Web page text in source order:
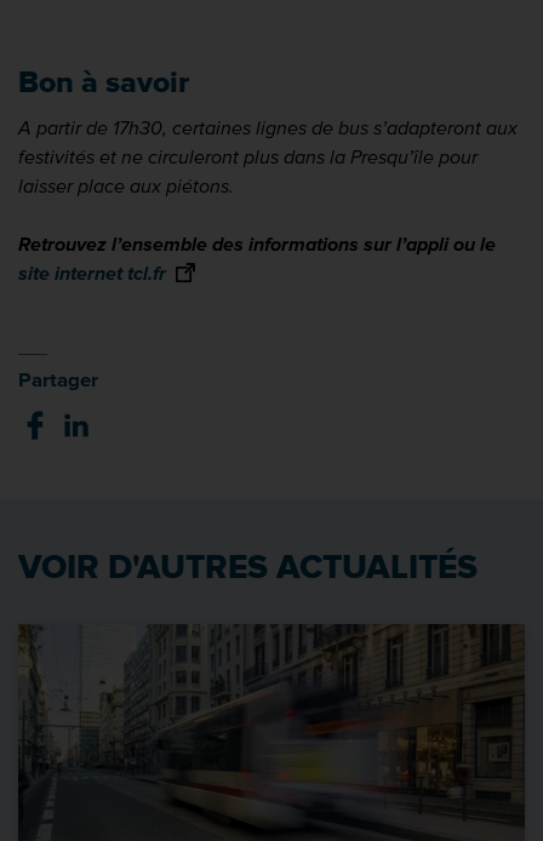
Bon à savoir
A partir de 17h30, certaines lignes de bus s’adapteront aux
festivités et ne circuleront plus dans la Presqu’île pour
laisser place aux piétons.
Retrouvez l’ensemble des informations sur l’appli ou le
site internet tcl.fr
Partager
VOIR D'AUTRES ACTUALITÉS